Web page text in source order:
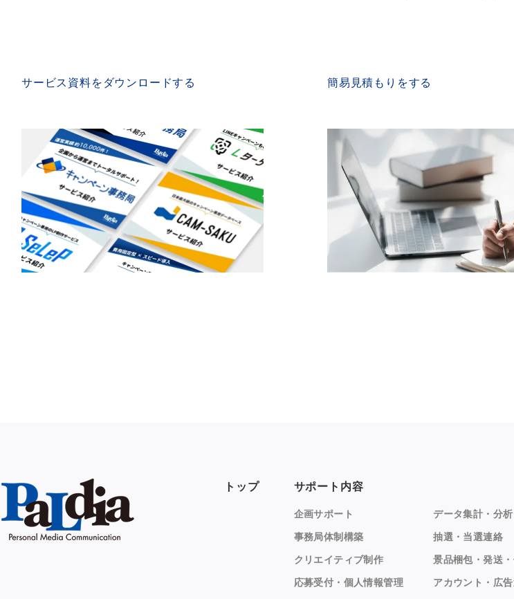
サービス資料をダウンロードする 簡易見積もりをする
トップ サポート内容
企画サポート
事務局体制構築
クリエイティブ制作
応募受付・個人情報管理
データ集計・分
抽選・当選連絡
景品梱包・発送
アカウント・広告